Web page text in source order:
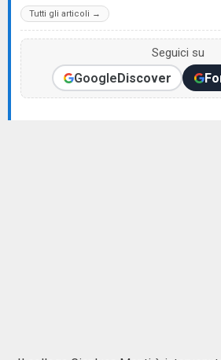
Tutti gli articoli →
Seguici su
GoogleDiscover